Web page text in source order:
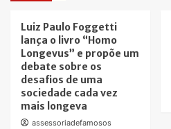
Luiz Paulo Foggetti
lança o livro “Homo
Longevus” e propõe um
debate sobre os
desafios de uma
sociedade cada vez
mais longeva
assessoriadefamosos